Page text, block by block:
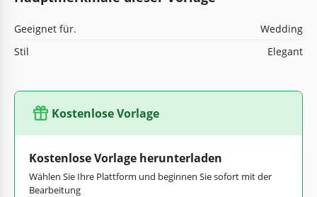
Geeignet für.
Wedding
Stil
Elegant
Kostenlose Vorlage
Kostenlose Vorlage herunterladen
Wählen Sie Ihre Plattform und beginnen Sie sofort mit der
Bearbeitung